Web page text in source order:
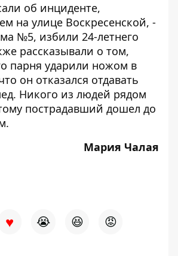
об инциденте,
на улице Воскресенской, -
№5, избили 24-летнего
рассказывали о том,
парня ударили ножом в
он отказался отдавать
. Никого из людей рядом
пострадавший дошел до
Мария Чалая
♥ 😭 😆 😡